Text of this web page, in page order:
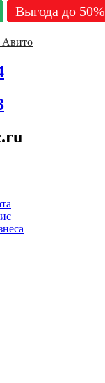
Авито
Выгода до 50%
Выгода до 50%
Выгода до 50%
Выгода до 50%
Выгода до 50%
Выгода до 50%
Выгода до 50%
Выгода до 50%
Выгода до 50%